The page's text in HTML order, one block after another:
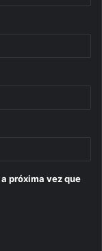
próxima vez que